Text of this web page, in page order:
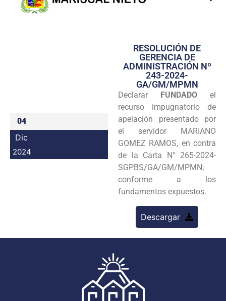
Transparencia
Seguridad
Programas
Intranet
04
Dic
2024
RESOLUCIÓN DE
GERENCIA DE
ADMINISTRACIÓN Nº
243-2024-
GA/GM/MPMN
Declarar FUNDADO el
recurso impugnatorio de
apelación presentado por
el servidor MARIANO
GOMEZ RAMOS, en contra
de la Carta N° 265-2024-
SGPBS/GA/GM/MPMN;
conforme a los
fundamentos expuestos.
Descargar